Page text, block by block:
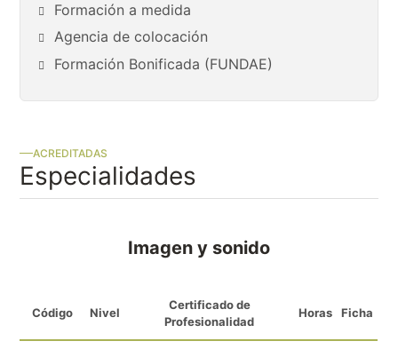
Formación a medida
Agencia de colocación
Formación Bonificada (FUNDAE)
Especialidades
ACREDITADAS
Imagen y sonido
Certificados de Profesionalidad de
Código Nivel
Certificado de
Profesionalidad
Horas Ficha